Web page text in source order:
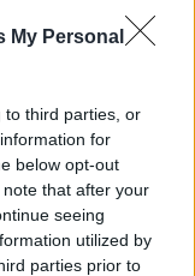
My Personal
to third parties, or
for
below opt-out
that after your
seeing
utilized by
parties prior to